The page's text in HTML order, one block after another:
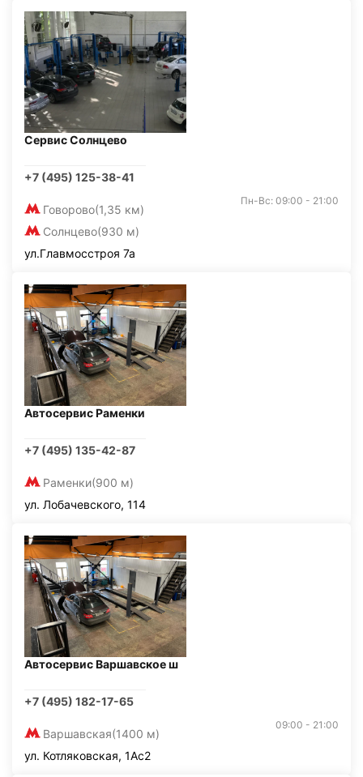
Сервис Солнцево
+7 (495) 125-38-41
Говорово(1,35 км)
Солнцево(930 м)
Пн-Вс: 09:00 - 21:00
ул.Главмосстроя 7а
Автосервис Раменки
+7 (495) 135-42-87
Раменки(900 м)
ул. Лобачевского, 114
Автосервис Варшавское ш
+7 (495) 182-17-65
Варшавская(1400 м)
09:00 - 21:00
ул. Котляковская, 1Ас2